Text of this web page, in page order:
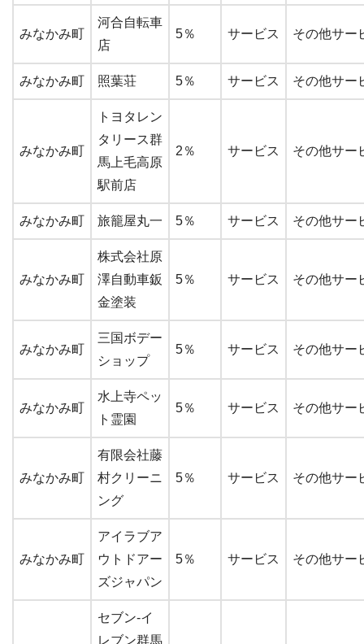
みなかみ町
河合自転車
店
5％ サービス その他サー
みなかみ町 照葉荘 5％ サービス その他サー
みなかみ町
トヨタレン
タリース群
馬上毛高原
駅前店
2％ サービス その他サー
みなかみ町 旅籠屋丸一 5％ サービス その他サー
みなかみ町
株式会社原
澤自動車鈑
金塗装
5％ サービス その他サー
みなかみ町
三国ボデー
ショップ
5％ サービス その他サー
みなかみ町
水上寺ペッ
ト霊園
5％ サービス その他サー
みなかみ町
有限会社藤
村クリーニ
ング
5％ サービス その他サー
みなかみ町
アイラブア
ウトドアー
ズジャパン
5％ サービス その他サー
セブン-イ
レブン群馬